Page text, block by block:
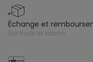
échange et
sur toute la saison